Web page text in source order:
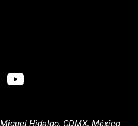
Hidalgo, CDMX, México